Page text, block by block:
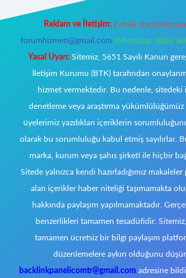
Reklam ve İletişim: E-mail:
forumhizmeti@gmail.com Whatsapp: 0262
Yasal Uyarı: Sitemiz, 5651 Sayılı Kanun
İletişim Kurumu (BTK) tarafından
hizmet vermektedir. Bu nedenle,
denetleme veya araştırma
üyelerimiz yazdıkları içeriklerin
olarak bu sorumluluğu kabul etmiş sayılırlar.
marka, kurum veya şahıs şirketi ile hiçbir
Sitede yalnızca kendi hazırladığımız
alan içerikler haber niteliği taşımamakta
hakkında paylaşım yapılmamaktadır.
benzerlikleri tamamen tesadüfidir.
tamamen ücretsiz bir bilgi paylaşım
düzenlemelere aykırı olduğunu
backlinkpanelicomtr@gmail.com adresine